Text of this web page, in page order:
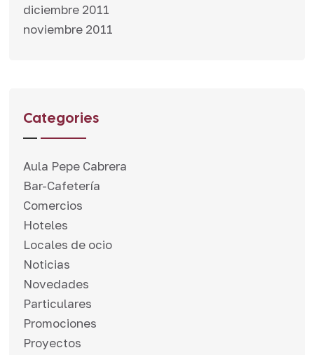
diciembre 2011
noviembre 2011
Categories
Aula Pepe Cabrera
Bar-Cafetería
Comercios
Hoteles
Locales de ocio
Noticias
Novedades
Particulares
Promociones
Proyectos